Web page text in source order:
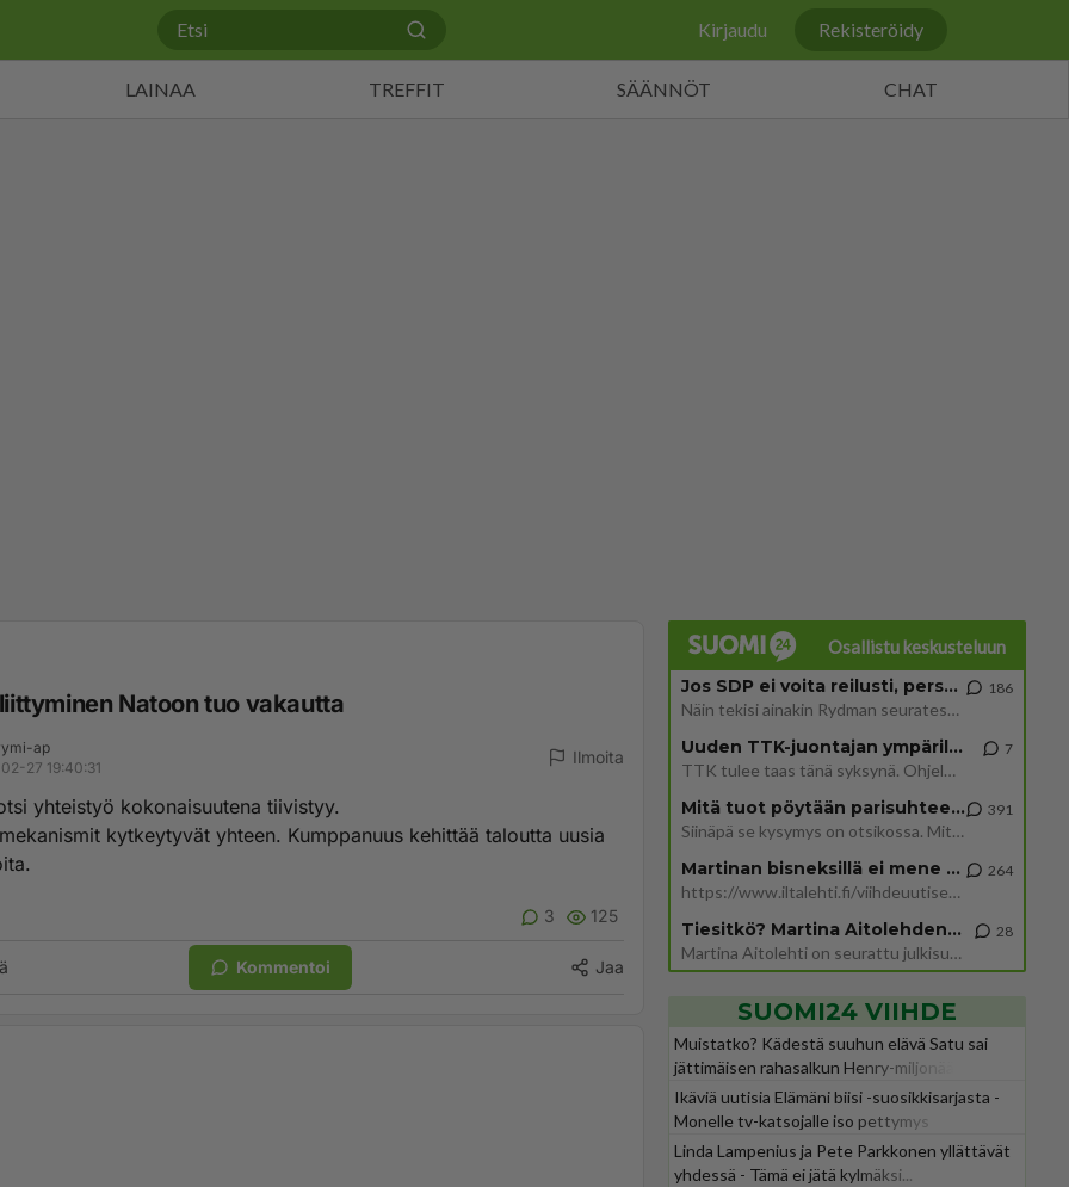
Kirjaudu Rekisteröidy
LAINAA TREFFIT SÄÄNNÖT CHAT
Natoon tuo vakautta
ap
27 19:40:31
Ilmoita
yhteistyö kokonaisuutena tiivistyy.
kytkeytyvät yhteen. Kumppanuus kehittää taloutta uusia
3 125
Kommentoi Jaa
Osallistu keskusteluun
Jos SDP ei voita reilusti, persut kumoavat demokratian Suomesta
Näin tekisi ainakin Rydman seuratessaan idolinsa Trumpin mallia https://www.is.fi/politiikka/art-2000012187244.html
186
Uuden TTK-juontajan ympärillä epätietoisuus sakenee - Nyt MTV hämmentää soppaa
TTK tulee taas tänä syksynä. Ohjelman uudet tähtioppilaat julkistetaan torstaina 6. elokuuta klo 14 alkavassa lehdistö
7
Mitä tuot pöytään parisuhteessa?
Siinäpä se kysymys on otsikossa. Mitäpä siis tuot/toisit pöytään parisuhteessa? Oletko mies vai nainen? Koetko sen mitä
391
Martinan bisneksillä ei mene hyvin
https://www.iltalehti.fi/viihdeuutiset/a/c46da6ab-340f-4790-aaa7-0865eed2336 Yrityksen konkurssihakemus on tullut kärä
264
Tiesitkö? Martina Aitolehden isäpuoli on tämä suosittu laulaja
Martina Aitolehti on seurattu julkisuuden henkilö. Lähipiiriin mahtuu muitakin tunnettuja henkilöitä. Tiesitkö, että Ma
28
SUOMI24 VIIHDE
Muistatko? Kädestä suuhun elävä Satu sai
jättimäisen rahasalkun Henry-miljonääriltä
Ikäviä uutisia Elämäni biisi -suosikkisarjasta -
Monelle tv-katsojalle iso pettymys
Linda Lampenius ja Pete Parkkonen yllättävät
yhdessä - Tämä ei jätä kylmäksi...